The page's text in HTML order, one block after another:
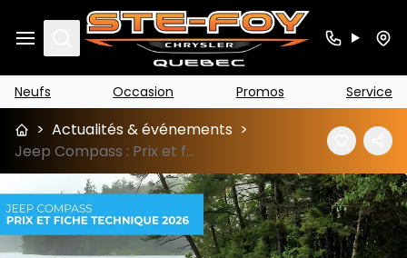
Search
Neufs Occasion Promos Service
> Actualités & événements >
Jeep Compass : Prix et fiche technique 2026